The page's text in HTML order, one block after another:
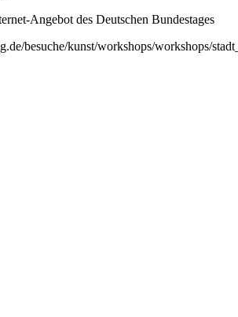
Angebot des Deutschen Bundestages
besuche/kunst/workshops/workshops/